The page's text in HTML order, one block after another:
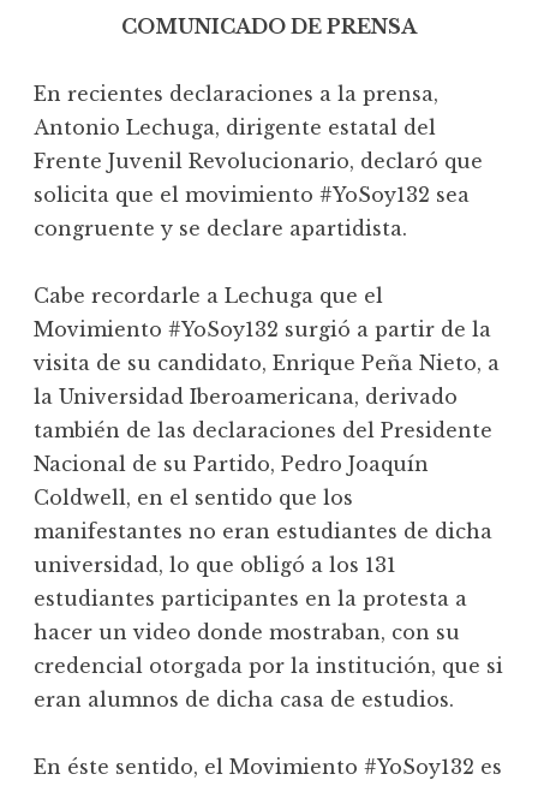
COMUNICADO DE PRENSA
En recientes declaraciones a la prensa,
Antonio Lechuga, dirigente estatal del
Frente Juvenil Revolucionario, declaró que
solicita que el movimiento #YoSoy132 sea
congruente y se declare apartidista.
Cabe recordarle a Lechuga que el
Movimiento #YoSoy132 surgió a partir de la
visita de su candidato, Enrique Peña Nieto, a
la Universidad Iberoamericana, derivado
también de las declaraciones del Presidente
Nacional de su Partido, Pedro Joaquín
Coldwell, en el sentido que los
manifestantes no eran estudiantes de dicha
universidad, lo que obligó a los 131
estudiantes participantes en la protesta a
hacer un video donde mostraban, con su
credencial otorgada por la institución, que si
eran alumnos de dicha casa de estudios.
En éste sentido, el Movimiento #YoSoy132 es